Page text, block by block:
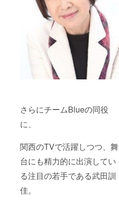
さらにチームBlueの同役
に、
関西のTVで活躍しつつ、舞
台にも精力的に出演してい
る注目の若手である武田訓
佳。